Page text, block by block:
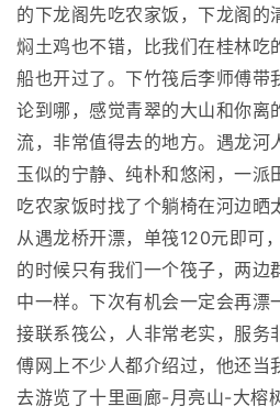
的下龙阁先吃农家饭，下龙阁的
焖土鸡也不错，比我们在桂林吃
船也开过了。下竹筏后李师傅带
论到哪，感觉青翠的大山和你离
流，非常值得去的地方。遇龙河
玉似的宁静、纯朴和悠闲，一派
吃农家饭时找了个躺椅在河边晒
从遇龙桥开漂，单筏120元即可
的时候只有我们一个筏子，两边
中一样。下次有机会一定会再漂
接联系筏公，人非常老实，服务
傅网上不少人都介绍过，他还当
去游览了十里画廊-月亮山-大榕